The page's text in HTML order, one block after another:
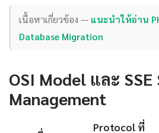
เนื้อหาเกี่ยวข้อง — แนะนำให้อ่าน
Database Migration
OSI Model และ
Management
Protocol ที่